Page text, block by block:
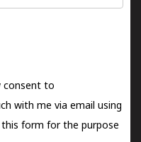
consent to
with me via email using
form for the purpose